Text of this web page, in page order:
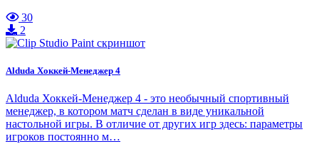
30
2
Alduda Хоккей-Менеджер 4
Alduda Хоккей-Менеджер 4 - это необычный спортивный
менеджер, в котором матч сделан в виде уникальной
настольной игры. В отличие от других игр здесь: параметры
игроков постоянно м…